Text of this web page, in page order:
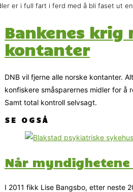
er i full fart i ferd med å bli faset ut
Bankenes krig
kontanter
DNB vil fjerne alle norske kontanter.
konfiskere småsparernes midler for å
Samt total kontroll selvsagt.
SE OGSÅ
Når
I 2011 fikk Lise Bangsbo, etter neste